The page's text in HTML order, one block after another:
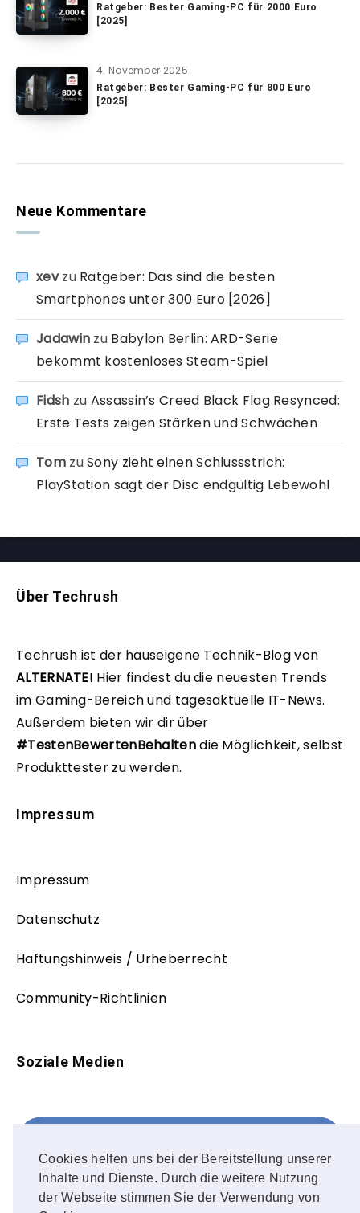
Cookies helfen uns bei der Bereitstellung unserer
Inhalte und Dienste. Durch die weitere Nutzung
der Webseite stimmen Sie der Verwendung von
Ratgeber: Bester Gaming-PC für 2000 Euro
[2025]
4. November 2025
Ratgeber: Bester Gaming-PC für 800 Euro
[2025]
Neue Kommentare
xevzu Ratgeber: Das sind die besten
Smartphones unter 300 Euro [2026]
Jadawin zu Babylon Berlin: ARD-Serie
bekommt kostenloses Steam-Spiel
Fidsh zu Assassin’s Creed Black Flag Resynced:
Erste Tests zeigen Stärken und Schwächen
TomzuSony zieht einen Schlussstrich:
PlayStation sagt der Disc endgültig Lebewohl
Über Techrush
Techrush ist der hauseigene Technik-Blog von
ALTERNATE! Hier findest du die neuesten Trends
im Gaming-Bereich und tagesaktuelle IT-News.
Außerdem bieten wir dir über
#TestenBewertenBehaltendie Möglichkeit, selbst
Produkttester zu werden.
Impressum
Impressum
Datenschutz
Haftungshinweis / Urheberrecht
Community-Richtlinien
Soziale Medien
FOLLOW ME!
Instagram